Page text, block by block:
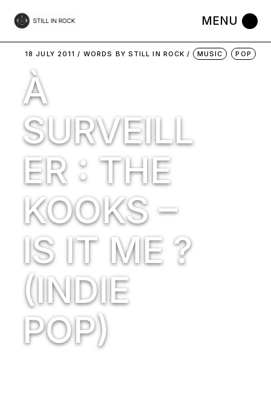
the
18 JULY 2011 WORDS BY STILL IN ROCK MUSIC POP
À
SURVEILL
ER : THE
KOOKS –
IS IT ME ?
(INDIE
POP)